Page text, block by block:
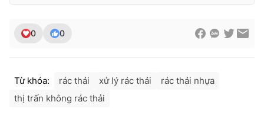
Tổng đài VTV:
024.38 355 931 - 024.38 355 932
024-7300.7108
0 0
Từ khóa: rác thải xử lý rác thải
rác thải nhựa
thị trấn không rác thải